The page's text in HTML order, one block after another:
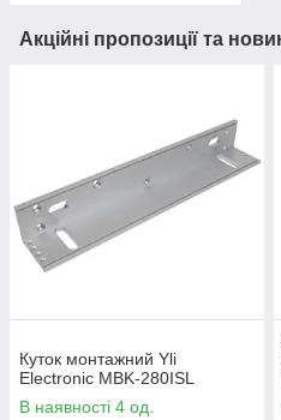
Акційні пропозиції та
Куток монтажний Yli
Electronic MBK-280ISL
В наявності 4 од.